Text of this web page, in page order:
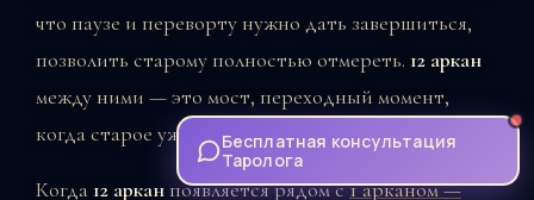
что паузе и переворту нужно дать завершиться,
позволить старому полностью отмереть. 12 аркан
между ними — это мост, переходный момент,
когда старое уже уходит, а новое ещё не вошло.
Когда12 аркан появляется рядом с1 арканом —
Бесплатная консультация
Таролога